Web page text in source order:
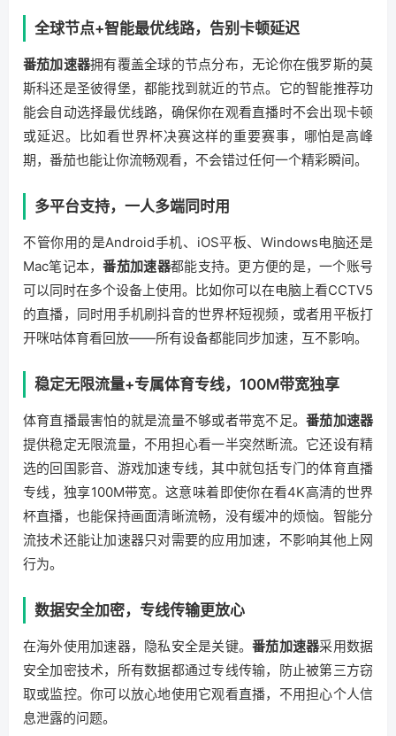
全球节点+智能最优线路，告别卡顿延迟
番茄加速器拥有覆盖全球的节点分布，无论你在俄罗斯的莫
斯科还是圣彼得堡，都能找到就近的节点。它的智能推荐功
能会自动选择最优线路，确保你在观看直播时不会出现卡顿
或延迟。比如看世界杯决赛这样的重要赛事，哪怕是高峰
期，番茄也能让你流畅观看，不会错过任何一个精彩瞬间。
多平台支持，一人多端同时用
不管你用的是Android手机、iOS平板、Windows电脑还是
Mac笔记本，番茄加速器都能支持。更方便的是，一个账号
可以同时在多个设备上使用。比如你可以在电脑上看CCTV5
的直播，同时用手机刷抖音的世界杯短视频，或者用平板打
开咪咕体育看回放——所有设备都能同步加速，互不影响。
稳定无限流量+专属体育专线，100M带宽独享
体育直播最害怕的就是流量不够或者带宽不足。番茄加速器
提供稳定无限流量，不用担心看一半突然断流。它还设有精
选的回国影音、游戏加速专线，其中就包括专门的体育直播
专线，独享100M带宽。这意味着即使你在看4K高清的世界
杯直播，也能保持画面清晰流畅，没有缓冲的烦恼。智能分
流技术还能让加速器只对需要的应用加速，不影响其他上网
行为。
数据安全加密，专线传输更放心
在海外使用加速器，隐私安全是关键。番茄加速器采用数据
安全加密技术，所有数据都通过专线传输，防止被第三方窃
取或监控。你可以放心地使用它观看直播，不用担心个人信
息泄露的问题。